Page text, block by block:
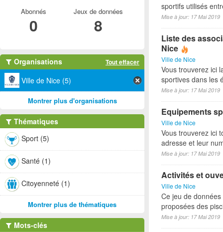
sportifs utilisés
Mise à jour: 17 Mai 2019
Liste des
Nice
Ville de Nice
Vous trouverez ici
sportives dans les
Mise à jour: 17 Mai 2019
Equipements
Ville de Nice
Vous trouverez ici
adresse et leur
Mise à jour: 17 Mai 2019
Activités et
Ville de Nice
Ce jeu de
proposées des
Mise à jour: 17 Mai 2019
Abonnés
0
Jeux de données
8
Organisations Tout effacer
Ville de Nice (5)
Montrer plus d'organisations
Thématiques
Sport (5)
Santé (1)
Citoyenneté (1)
Montrer plus de thématiques
Mots-clés